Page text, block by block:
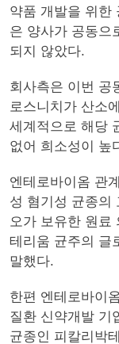
약품 개발을 위한
은 양사가 공동으
되지 않았다.
회사측은 이번 공
로스니치가 산소
세계적으로 해당
없어 희소성이 높
엔테로바이옴 관
성 혐기성 균종의
오가 보유한 원료
테리움 균주의 글
말했다.
한편 엔테로바이
질환 신약개발 기
균종인 피칼리박